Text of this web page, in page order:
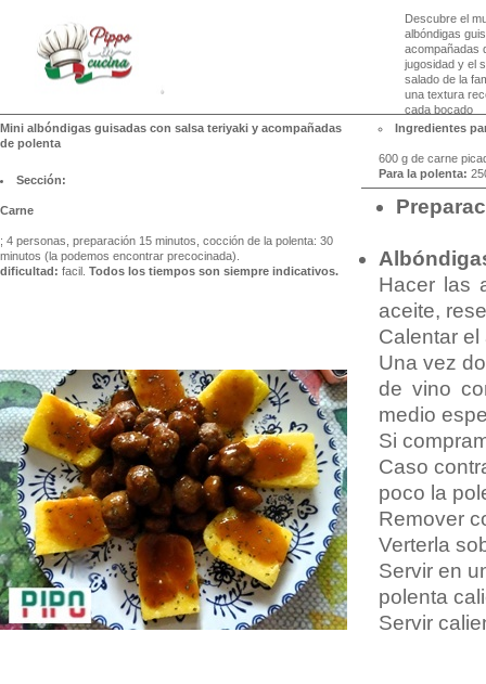
Descubre el
albóndigas
acompañadas
jugosidad y el
salado de la
una textura
cada bocado
Mini albóndigas guisadas con salsa teriyaki y acompañadas
de polenta
Sección:
Carne
; 4 personas, preparación 15 minutos, cocción de la polenta: 30
minutos (la podemos encontrar precocinada).
dificultad: facil. Todos los tiempos son siempre indicativos.
Ingredientes
600 g de carne
Para la polenta:
Hacer las
aceite,
Calentar
Una vez
de vino
medio
Si
Caso
poco la
Remover
Verterla
Servir en
polenta
Servir